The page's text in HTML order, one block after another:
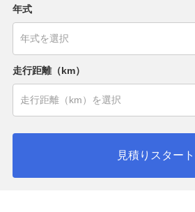
年式
走行距離（km）
見積りスタート